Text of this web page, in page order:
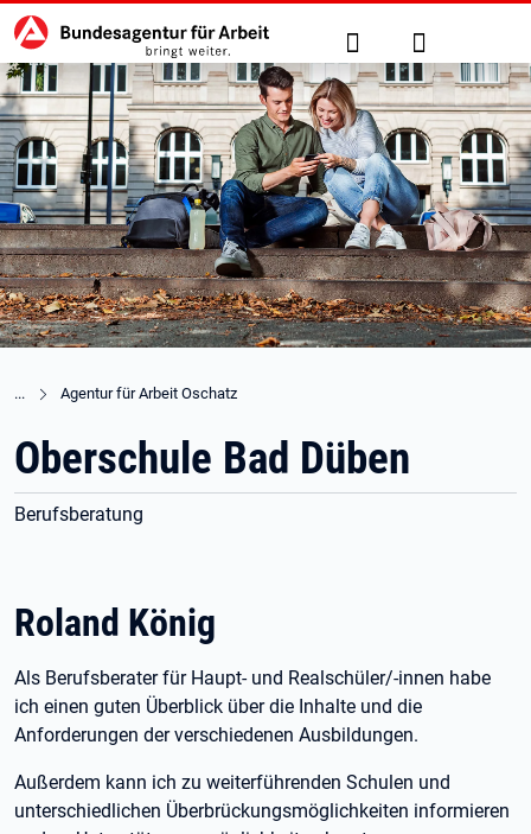
zu den Hauptinhalten springen
Hauptnavigation Suche Anmelden
Agentur für Arbeit Oschatz
Oberschule Bad Düben
Berufsberatung
Roland König
Als Berufsberater für Haupt- und Realschüler/-innen habe
ich einen guten Überblick über die Inhalte und die
Anforderungen der verschiedenen Ausbildungen.
Außerdem kann ich zu weiterführenden Schulen und
unterschiedlichen Überbrückungsmöglichkeiten informieren